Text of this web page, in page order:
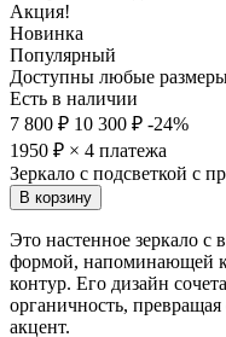
Акция!
Новинка
Популярный
Доступны любые
Есть в наличии
7 800 ₽ 10 300 ₽ -24%
1950 ₽ × 4 платежа
Зеркало с подсветкой с
В корзину
Это настенное зеркало с
формой, напоминающей
контур. Его дизайн
органичность,
акцент.